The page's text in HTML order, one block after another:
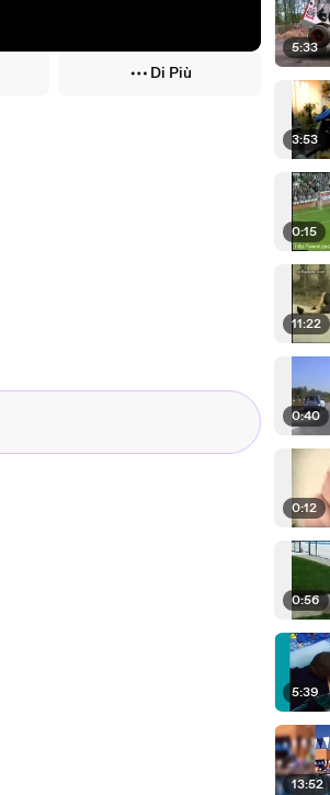
Di Più
5:33
3:53
0:15
11:22
0:40
0:12
0:56
5:39
13:52